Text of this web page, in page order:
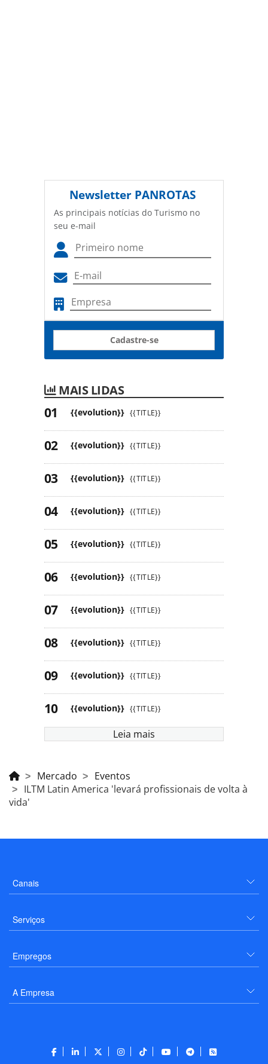
Newsletter PANROTAS
As principais notícias do Turismo no
seu e-mail
Cadastre-se
MAIS LIDAS
{{evolution}} {{TITLE}}
{{evolution}} {{TITLE}}
{{evolution}} {{TITLE}}
{{evolution}} {{TITLE}}
{{evolution}} {{TITLE}}
{{evolution}} {{TITLE}}
{{evolution}} {{TITLE}}
{{evolution}} {{TITLE}}
{{evolution}} {{TITLE}}
{{evolution}} {{TITLE}}
Leia mais
Mercado
Eventos
ILTM Latin America 'levará profissionais de volta à
vida'
Canais
Serviços
Empregos
A Empresa